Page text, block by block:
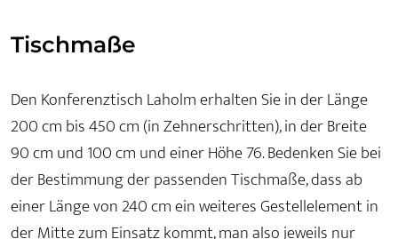
Tischmaße
Den Konferenztisch Laholm erhalten Sie in der Länge
200 cm bis 450 cm (in Zehnerschritten), in der Breite
90 cm und 100 cm und einer Höhe 76. Bedenken Sie bei
der Bestimmung der passenden Tischmaße, dass ab
einer Länge von 240 cm ein weiteres Gestellelement in
der Mitte zum Einsatz kommt, man also jeweils nur